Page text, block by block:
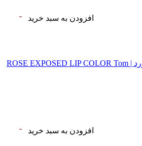
افزودن به سبد خرید
رژلب ROSE EXP تام فورد | ROSE EXPOSED LIP COLOR Tom
افزودن به سبد خرید